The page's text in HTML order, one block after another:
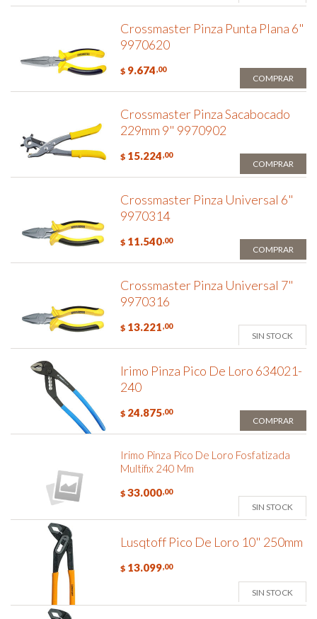
Crossmaster Pinza Punta Plana 6"
9970620
$ 9.674,00
COMPRAR
Crossmaster Pinza Sacabocado
229mm 9" 9970902
$ 15.224,00
COMPRAR
Crossmaster Pinza Universal 6"
9970314
$ 11.540,00
COMPRAR
Crossmaster Pinza Universal 7"
9970316
$ 13.221,00
SIN STOCK
Irimo Pinza Pico De Loro 634021-
240
$ 24.875,00
COMPRAR
Irimo Pinza Pico De Loro Fosfatizada
Multifix 240 Mm
$ 33.000,00
SIN STOCK
Lusqtoff Pico De Loro 10" 250mm
$ 13.099,00
SIN STOCK